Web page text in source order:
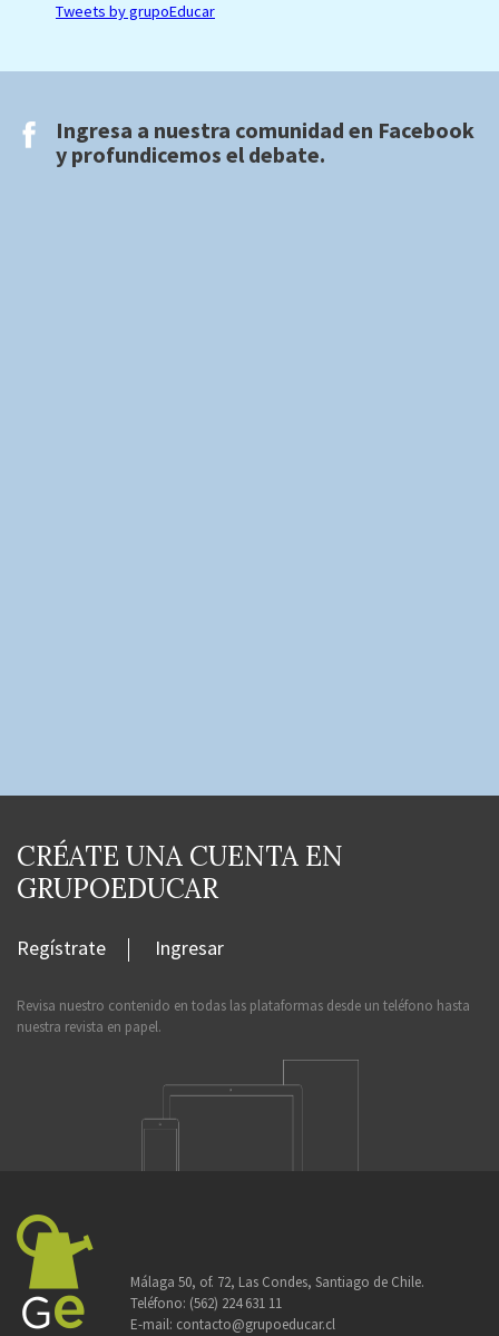
Tweets by grupoEducar
Ingresa a nuestra comunidad en Facebook
y profundicemos el debate.
CRÉATE UNA CUENTA EN
GRUPOEDUCAR
Regístrate Ingresar
Revisa nuestro contenido en todas las plataformas desde un teléfono hasta
nuestra revista en papel.
Málaga 50, of. 72, Las Condes, Santiago de Chile.
Teléfono: (562) 224 631 11
E-mail: contacto@grupoeducar.cl